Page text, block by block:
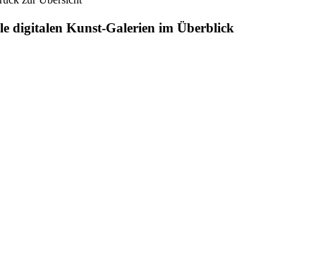
digitalen Kunst-Galerien im Überblick